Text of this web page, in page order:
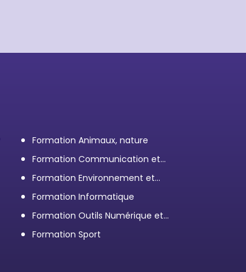
Formation Animaux, nature
Formation Communication et
efficacité personnelle et
professionnelle
Formation Environnement et
démarche RSE
Formation Informatique
Formation Outils Numérique et
Bureautique
Formation Sport